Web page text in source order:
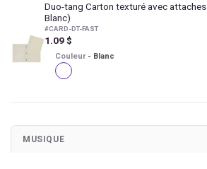
Duo-tang Carton texturé avec attaches
Blanc)
#CARD-DT-FAST
1.09$
Couleur - Blanc
MUSIQUE